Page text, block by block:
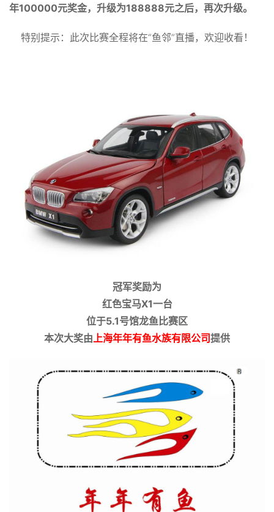
年100000元奖金，升级为188888元之后，再次升级。
特别提示：此次比赛全程将在“鱼邻”直播，欢迎收看！
冠军奖励为
红色宝马X1一台
位于5.1号馆龙鱼比赛区
本次大奖由 上海年年有鱼水族有限公司提供